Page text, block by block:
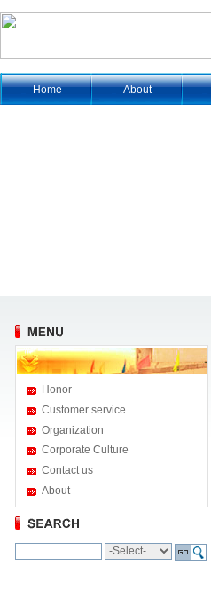
Home About
Honor
Customer service
Organization
Corporate Culture
Contact us
About